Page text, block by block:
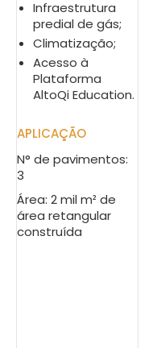
Infraestrutura
predial de gás;
Climatização;
Acesso à
Plataforma
AltoQi Education.
APLICAÇÃO
N° de pavimentos:
3
Área: 2 mil m² de
área retangular
construída